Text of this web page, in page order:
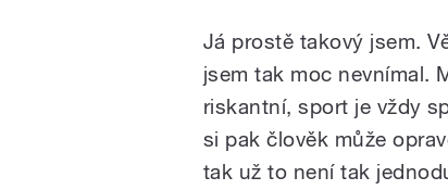
Já prostě takový jsem.
jsem tak moc nevnímal.
riskantní, sport je vždy
si pak člověk může
tak už to není tak